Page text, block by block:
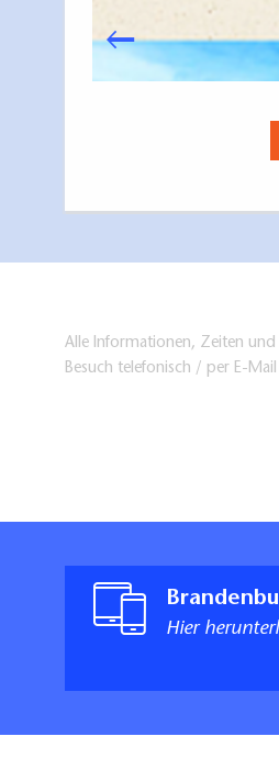
Alle Informationen, Zeiten
Besuch telefonisch / per E-
Hier